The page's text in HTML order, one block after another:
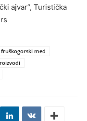
ajvar“, Turistička
fruškogorski med